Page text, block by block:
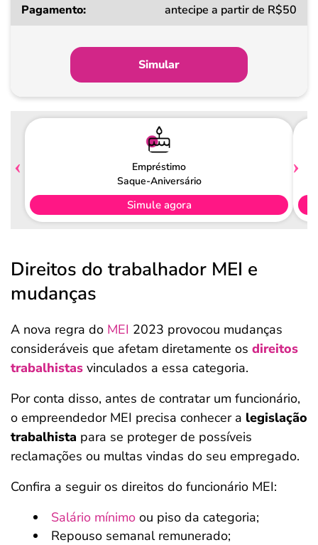
a
Pagamento
antecipe a partir de R$50
Simular
Empréstimo
Saque-Aniversário
Simule agora
Direitos do trabalhador MEI e
mudanças
A nova regra do MEI 2023 provocou mudanças
consideráveis que afetam diretamente os direitos
trabalhistas vinculados a essa categoria.
Por conta disso, antes de contratar um funcionário,
o empreendedor MEI precisa conhecer a legislação
trabalhista para se proteger de possíveis
reclamações ou multas vindas do seu empregado.
Confira a seguir os direitos do funcionário MEI:
Salário mínimo ou piso da categoria;
Repouso semanal remunerado;